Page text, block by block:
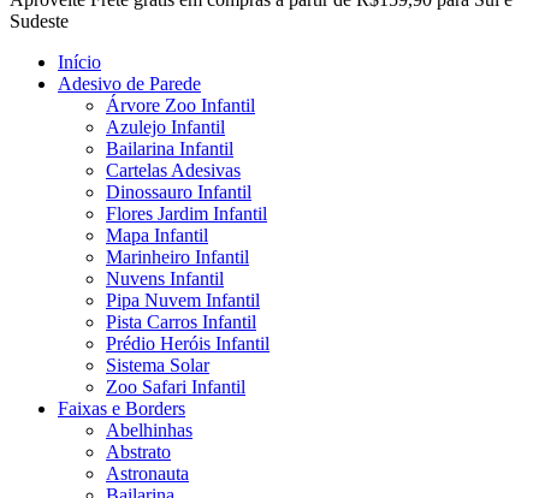
Menu
Sudeste
Início
Adesivo de Parede
Árvore Zoo Infantil
Azulejo Infantil
Bailarina Infantil
Cartelas Adesivas
Dinossauro Infantil
Flores Jardim Infantil
Mapa Infantil
Marinheiro Infantil
Nuvens Infantil
Pipa Nuvem Infantil
Pista Carros Infantil
Prédio Heróis Infantil
Sistema Solar
Zoo Safari Infantil
Faixas e Borders
Abelhinhas
Abstrato
Astronauta